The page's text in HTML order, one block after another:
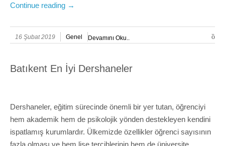
Continue reading →
16 Şubat 2019 Genel Devamını Oku..
Batıkent En İyi Dershaneler
Dershaneler, eğitim sürecinde önemli bir yer tutan, öğrenciyi
hem akademik hem de psikolojik yönden destekleyen kendini
ispatlamış kurumlardır. Ülkemizde özellikler öğrenci sayısının
fazla olması ve hem lise tercihlerinin hem de üniversite